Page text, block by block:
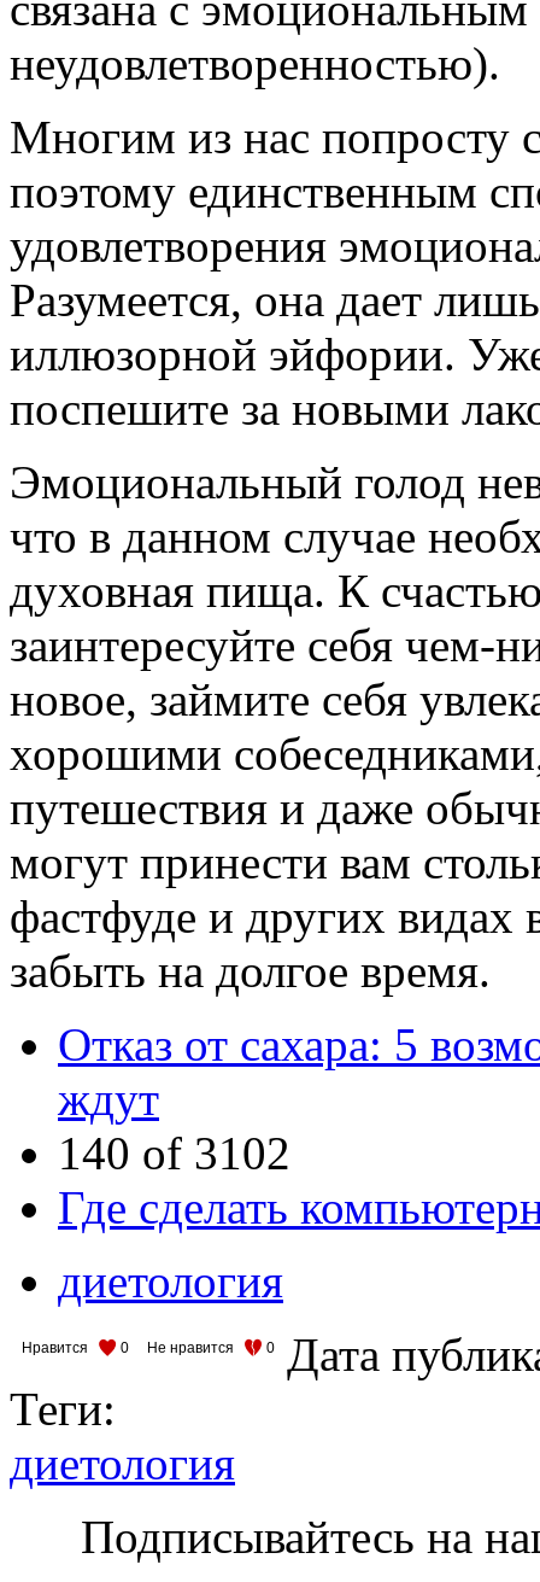
неудовлетворенностью).
Многим из нас попросту
поэтому единственным
удовлетворения
Разумеется, она дает
иллюзорной эйфории.
поспешите за новыми
Эмоциональный голод
что в данном случае
духовная пища. К
заинтересуйте себя чем-
новое, займите себя
хорошими
путешествия и даже
могут принести вам
фастфуде и других видах
забыть на долгое время.
Отказ от сахара: 5
ждут
140 of 3102
Где сделать
диетология
Нравится 0 Не нравится 0
Дата
Теги:
диетология
Подписывайтесь на